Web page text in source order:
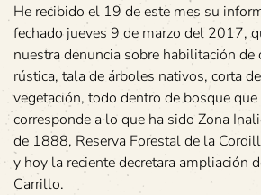
He recibido el 19 de este mes su
fechado jueves 9 de marzo del 2017,
nuestra denuncia sobre habilitación de
rústica, tala de árboles nativos, corta
vegetación, todo dentro de bosque
corresponde a lo que ha sido Zona
de 1888, Reserva Forestal de la
y hoy la reciente decretara ampliación
Carrillo.